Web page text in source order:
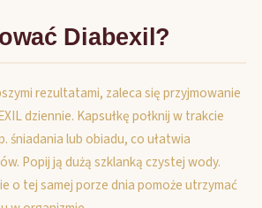
Diabexil?
rezultatami, zaleca się przyjmowanie
dziennie. Kapsułkę połknij w trakcie
śniadania lub obiadu, co ułatwia
Popij ją dużą szklanką czystej wody.
o tej samej porze dnia pomoże utrzymać